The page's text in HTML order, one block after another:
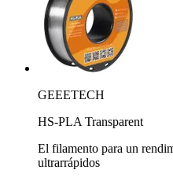
GEEETECH
HS-PLA Transparent
El filamento para un
ultrarrápidos